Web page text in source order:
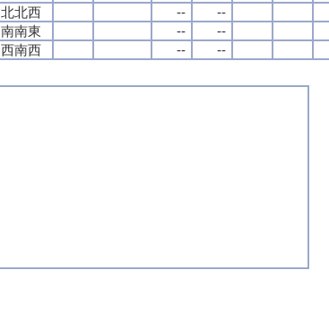
北北西 --
--
南南東 --
--
西南西 -- --